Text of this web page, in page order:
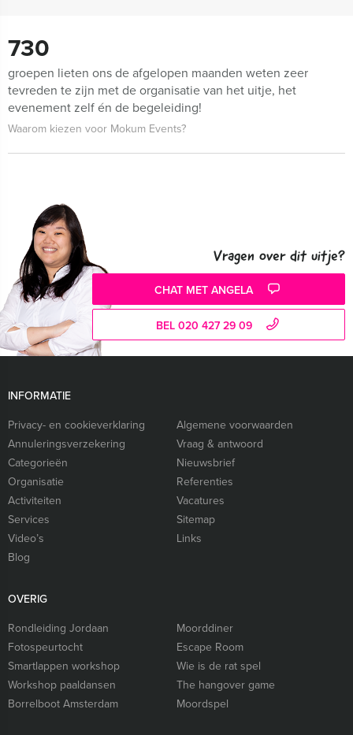
730
groepen lieten ons de afgelopen maanden weten zeer
tevreden te zijn met de organisatie van het uitje, het
evenement zelf én de begeleiding!
Waarom kiezen voor Mokum Events?
Vragen over dit uitje?
CHAT MET ANGELA
BEL 020 427 29 09
INFORMATIE
Privacy- en cookieverklaring
Algemene voorwaarden
Annuleringsverzekering
Vraag & antwoord
Categorieën
Nieuwsbrief
Organisatie
Referenties
Activiteiten
Vacatures
Services
Sitemap
Video’s
Links
Blog
OVERIG
Rondleiding Jordaan
Moorddiner
Fotospeurtocht
Escape Room
Smartlappen workshop
Wie is de rat spel
Workshop paaldansen
The hangover game
Borrelboot Amsterdam
Moordspel